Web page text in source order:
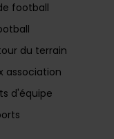
football
du terrain
association
d'équipe